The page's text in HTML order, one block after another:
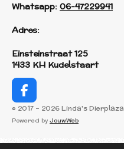
Whatsapp: 06-47229941
Adres:
Einsteinstraat 125
1433 KH Kudelstaart
F
a
c
© 2017 - 2026 Linda's Dierplaza
Powered by JouwWeb